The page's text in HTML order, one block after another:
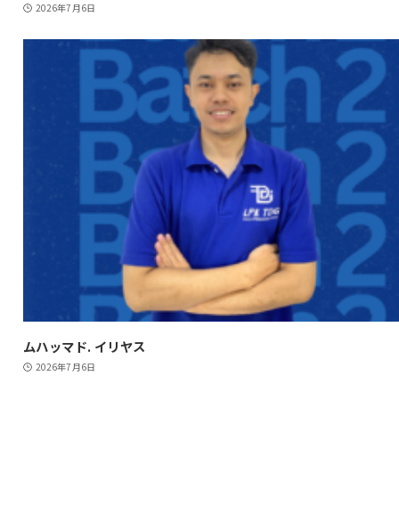
2026年7月6日
ムハッマド. イリヤス
2026年7月6日